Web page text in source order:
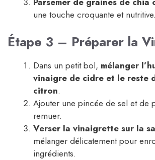
une touche croquante et nutritive.
Étape 3 – Préparer la
Dans un petit bol, mélanger
vinaigre de cidre et le reste
citron.
Ajouter une pincée de sel et de
remuer.
Verser la vinaigrette sur la
mélanger délicatement pour
ingrédients.